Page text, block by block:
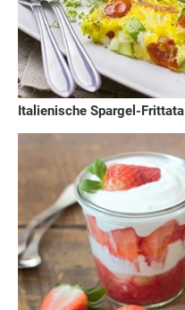
Italienische Spargel-Frittata